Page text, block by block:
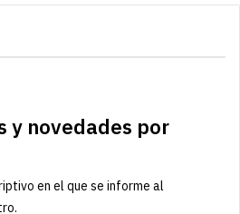
y novedades por
en el que se informe al